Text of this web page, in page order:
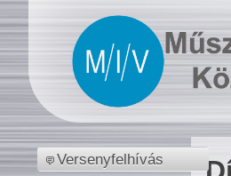
Versenyfelhívás